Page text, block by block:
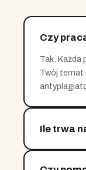
Czy
Tak. Każda
Twój temat
Ile trwa